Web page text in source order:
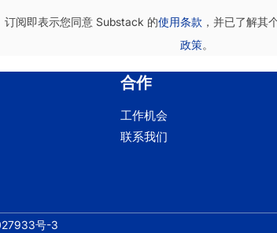
订阅即表示您同意 Substack 的使用条款 ，并已了解其
政策。
合作
工作机会
联系我们
号-3